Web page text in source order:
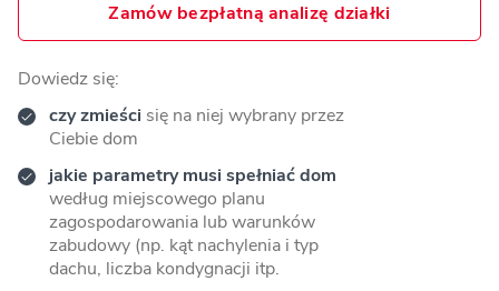
Zamów bezpłatną analizę działki
Dowiedz się:
czy zmieści się na niej wybrany przez
Ciebie dom
jakie parametry musi spełniać dom
według miejscowego planu
zagospodarowania lub warunków
zabudowy (np. kąt nachylenia i typ
dachu, liczba kondygnacji itp.